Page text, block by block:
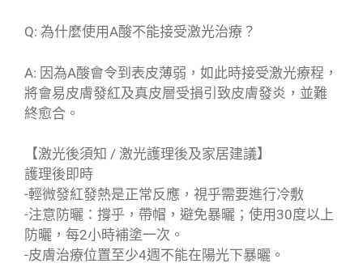
Q: 為什麼使用A酸不能接受激光治療？
A: 因為A酸會令到表皮薄弱，如此時接受激光療程，
將會易皮膚發紅及真皮層受損引致皮膚發炎，並難
終愈合。
【激光後須知 / 激光護理後及家居建議】
護理後即時
-輕微發紅發熱是正常反應，視乎需要進行冷敷
-注意防曬：撐乎，帶帽，避免暴曬；使用30度以上
防曬，每2小時補塗一次。
-皮膚治療位置至少4週不能在陽光下暴曬。